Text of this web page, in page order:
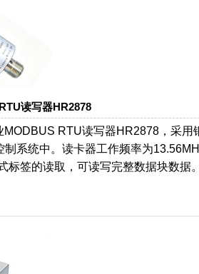
读写器HR2878
MODBUS RTU读写器HR2878，采
系统中。读卡器工作频率为
标签的读取，可读写完整数据块数